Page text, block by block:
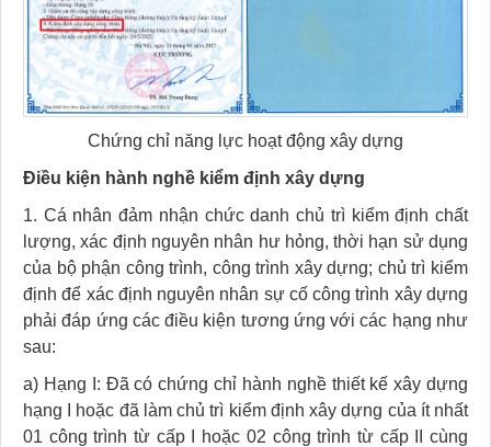
Chứng chỉ năng lực hoạt động xây dựng
Điều kiện hành nghề kiểm định xây dựng
1. Cá nhân đảm nhận chức danh chủ trì kiểm định chất
lượng, xác định nguyên nhân hư hỏng, thời hạn sử dụng
của bộ phận công trình, công trình xây dựng; chủ trì kiểm
định để xác định nguyên nhân sự cố công trình xây dựng
phải đáp ứng các điều kiện tương ứng với các hạng như
sau:
a) Hạng I: Đã có chứng chỉ hành nghề thiết kế xây dựng
hạng I hoặc đã làm chủ trì kiểm định xây dựng của ít nhất
01 công trình từ cấp I hoặc 02 công trình từ cấp II cùng